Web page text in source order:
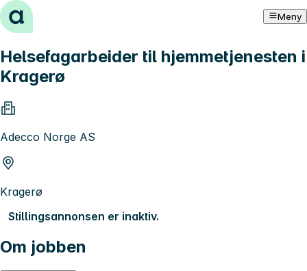
Hopp til innhold Meny
Helsefagarbeider til hjemmetjenesten i
Kragerø
Adecco Norge AS
Kragerø
Stillingsannonsen er inaktiv.
Om jobben